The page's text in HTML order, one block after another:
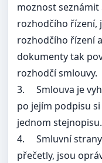
moznost seznámit
rozhodčího řízení,
rozhodčího řízení
dokumenty tak
rozhodčí smlouvy.
3.
Smlouva je
po jejím podpisu
jednom stejnopisu.
4.
Smluvní
přečetly, jsou